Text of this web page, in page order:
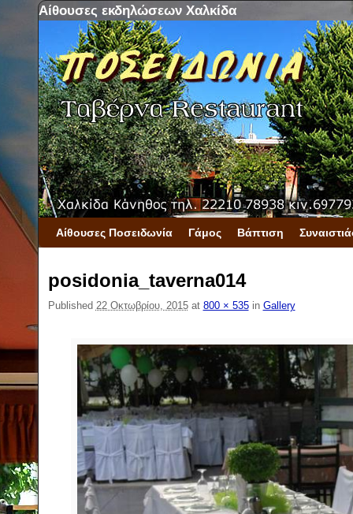
Αίθουσες εκδηλώσεων Χαλκίδα
Αίθουσες Ποσειδωνία Γάμος Βάπτιση
posidonia_taverna014
Published 22 Οκτωβρίου, 2015at 800 × 535in Gallery